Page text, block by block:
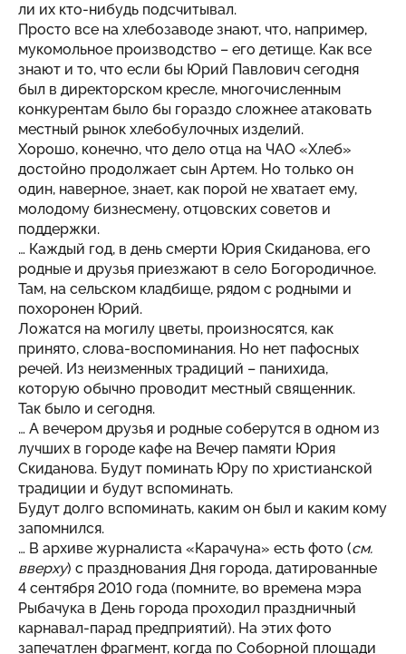
ли их кто-нибудь подсчитывал.
Просто все на хлебозаводе знают, что, например,
мукомольное производство – его детище. Как все
знают и то, что если бы Юрий Павлович сегодня
был в директорском кресле, многочисленным
конкурентам было бы гораздо сложнее атаковать
местный рынок хлебобулочных изделий.
Хорошо, конечно, что дело отца на ЧАО «Хлеб»
достойно продолжает сын Артем. Но только он
один, наверное, знает, как порой не хватает ему,
молодому бизнесмену, отцовских советов и
поддержки.
… Каждый год, в день смерти Юрия Скиданова, его
родные и друзья приезжают в село Богородичное.
Там, на сельском кладбище, рядом с родными и
похоронен Юрий.
Ложатся на могилу цветы, произносятся, как
принято, слова-воспоминания. Но нет пафосных
речей. Из неизменных традиций – панихида,
которую обычно проводит местный священник.
Так было и сегодня.
… А вечером друзья и родные соберутся в одном из
лучших в городе кафе на Вечер памяти Юрия
Скиданова. Будут поминать Юру по христианской
традиции и будут вспоминать.
Будут долго вспоминать, каким он был и каким кому
запомнился.
… В архиве журналиста «Карачуна» есть фото (см.
вверху) с празднования Дня города, датированные
4 сентября 2010 года (помните, во времена мэра
Рыбачука в День города проходил праздничный
карнавал-парад предприятий). На этих фото
запечатлен фрагмент, когда по Соборной площади